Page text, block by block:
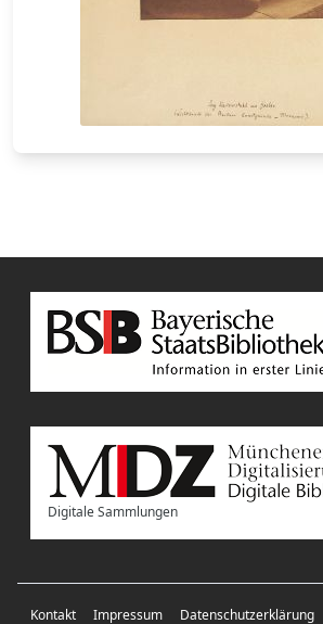
Digitale Sammlungen
Kontakt Impressum Datenschutzerklärung